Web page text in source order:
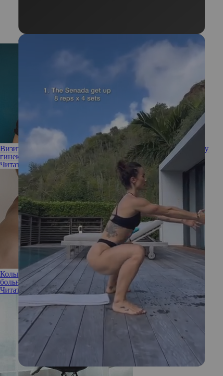
Визит дамы: что можно и что нельзя делать перед приемом у
гинеколога
Читать полностью
Кольпоскопия: в чем суть гинекологической процедуры и
больно ли ее делать
Читать полностью